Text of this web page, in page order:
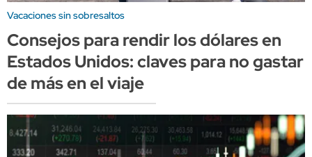
Vacaciones sin sobresaltos
Consejos para rendir los dólares en
Estados Unidos: claves para no gastar
de más en el viaje